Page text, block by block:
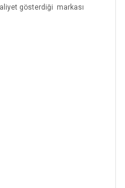
gösterdiği markası